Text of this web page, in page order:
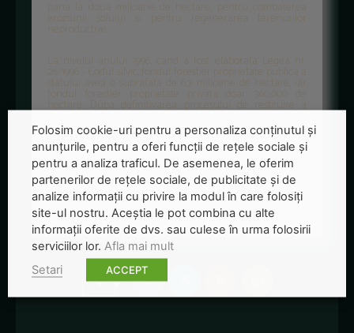
hectare. Dupa definitivarea procesului de restituire a
proprietatilor forestiere, prin efectele legilor proprietatii, se
estimeaza ca statul va mai avea in proprietate doua
milioane de hectare.
In acest sens, promovarea unui nou act normativ in
domeniu era foarte necesar, considera initiatorii.
Foto: stpf.net
Folosim cookie-uri pentru a personaliza conținutul și
anunțurile, pentru a oferi funcții de rețele sociale și
pentru a analiza traficul. De asemenea, le oferim
partenerilor de rețele sociale, de publicitate și de
analize informații cu privire la modul în care folosiți
site-ul nostru. Aceștia le pot combina cu alte
informații oferite de dvs. sau culese în urma folosirii
serviciilor lor. Afla mai mult
Setari
ACCEPT